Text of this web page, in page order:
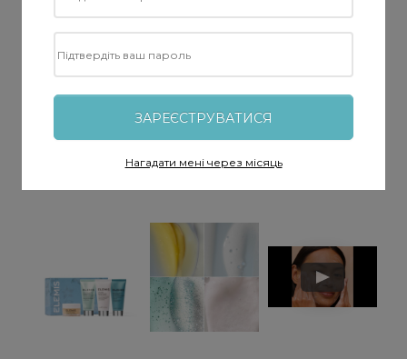
ЗАРЕЄСТРУВАТИСЯ
Нагадати мені через місяць